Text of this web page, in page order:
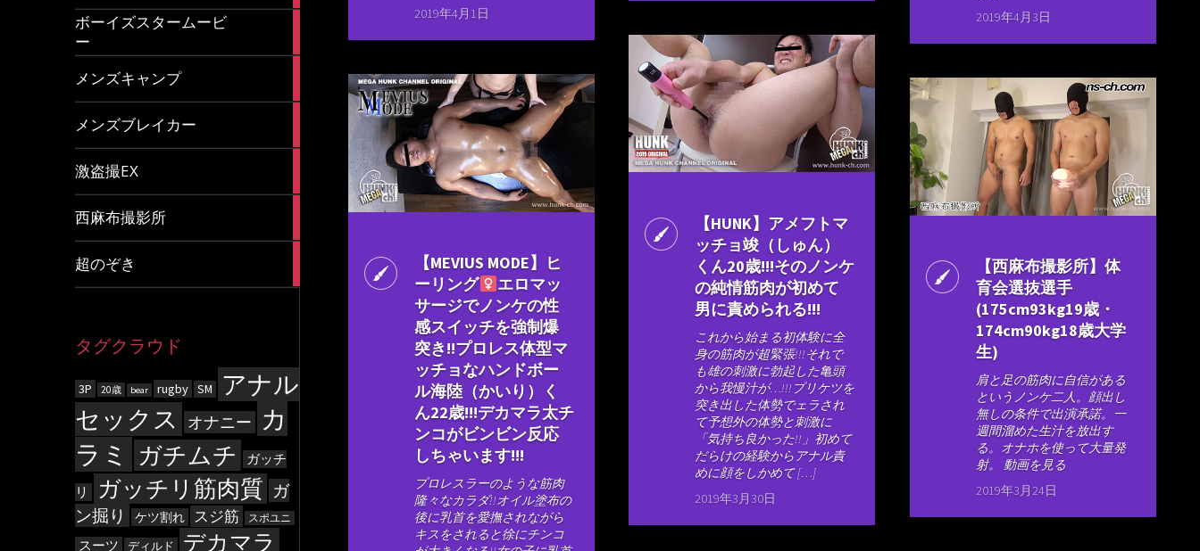
ボーイズスタームービ
ー
メンズキャンプ
メンズブレイカー
激盗撮EX
西麻布撮影所
超のぞき
タグクラウド
3P 20歳 bear rugby SM
アナル
セックス
オナニー
カ
ラミ
ガチムチ ガッチ
リ ガッチリ筋肉質 ガ
ン掘り
ケツ割れ スジ筋 スポユニ
スーツ ディルド デカマラ
2019年4月3日
2019年4月1日
【HUNK】アメフトマ
ッチョ竣（しゅん）
くん20歳!!!そのノンケ
の純情筋肉が初めて
男に責められる!!!
これから始まる初体験に全
身の筋肉が超緊張!!!それで
も雄の刺激に勃起した亀頭
から我慢汁が…!!!プリケツを
突き出した体勢でェラされ
て予想外の体勢と刺激に
「気持ち良かった!!」初めて
だらけの経験からアナル責
めに顔をしかめて […]
2019年3月30日
【MEVIUS MODE】ヒ
ーリング
エロマッ
サージでノンケの性
感スイッチを強制爆
突き!!プロレス体型マ
ッチョなハンドボー
ル海陸（かいり）く
ん22歳!!!デカマラ太チ
ンコがビンビン反応
しちゃいます!!!
プロレスラーのような筋肉
隆々なカラダ!!オイル塗布の
後に乳首を愛撫されながら
キスをされると徐にチンコ
【西麻布撮影所】体
育会選抜選手
(175cm93kg19歳・
174cm90kg18歳大学
生)
肩と足の筋肉に自信がある
というノンケ二人。顔出し
無しの条件で出演承諾。一
週間溜めた生汁を放出す
る。オナホを使って大量発
射。 動画を見る
2019年3月24日